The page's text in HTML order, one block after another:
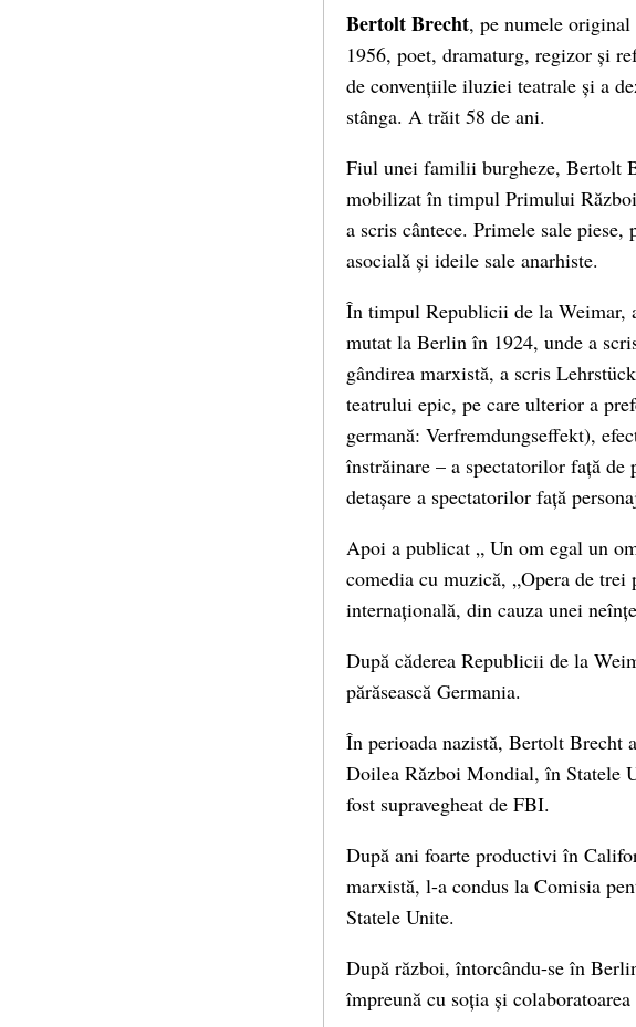
Bertolt Brecht, pe numele
1956, poet, dramaturg, regizor și
de convențiile iluziei teatrale și a
stânga. A trăit 58 de ani.
Fiul unei familii burgheze, Bertolt
mobilizat în timpul Primului
a scris cântece. Primele sale
asocială și ideile sale anarhiste.
În timpul Republicii de la Weimar,
mutat la Berlin în 1924, unde a
gândirea marxistă, a scris
teatrului epic, pe care ulterior a
germană: Verfremdungseffekt),
înstrăinare – a spectatorilor față de
detașare a spectatorilor față
Apoi a publicat „ Un om egal un
comedia cu muzică, „Opera de
internațională, din cauza unei
După căderea Republicii de la
părăsească Germania.
În perioada nazistă, Bertolt
Doilea Război Mondial, în Statele
fost supravegheat de FBI.
După ani foarte productivi în
marxistă, l-a condus la Comisia
Statele Unite.
După război, întorcându-se în
împreună cu soția și